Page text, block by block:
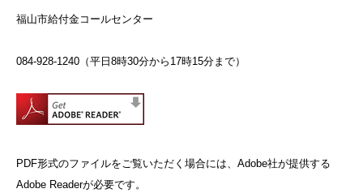
福山市給付金コールセンター
084-928-1240（平日8時30分から17時15分まで）
PDF形式のファイルをご覧いただく場合には、Adobe社が提供する
Adobe Readerが必要です。